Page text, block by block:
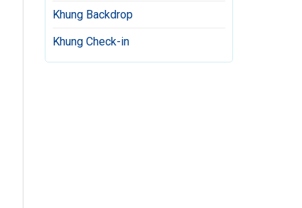
Khung Backdrop
Khung Check-in